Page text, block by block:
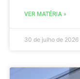
VER MATÉRIA »
30 de julho de 2026